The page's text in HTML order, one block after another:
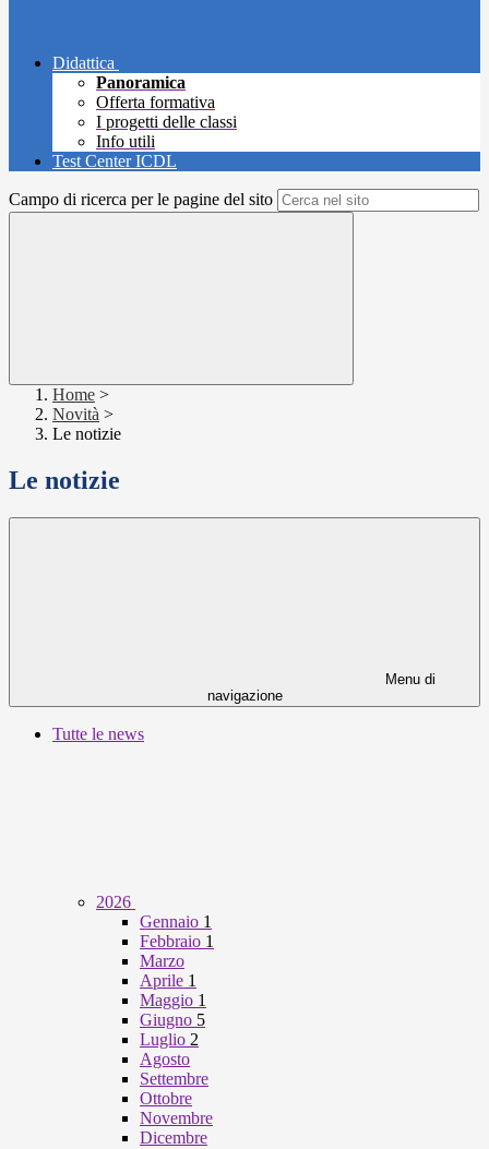
Didattica
Panoramica
Offerta formativa
I progetti delle classi
Info utili
Test Center ICDL
Campo di ricerca per le pagine del sito
Home >
Novità >
Le notizie
Le notizie
Menu di
navigazione
Tutte le news
2026
Gennaio 1
Febbraio 1
Marzo
Aprile 1
Maggio 1
Giugno 5
Luglio 2
Agosto
Settembre
Ottobre
Novembre
Dicembre